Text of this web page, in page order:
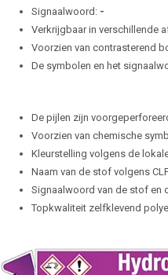
Signaalwoord:-
Verkrijgbaar in verschillende
Voorzien van contrasterend
De symbolen en het
De pijlen zijn
Voorzien van chemische
Kleurstelling volgens de
Naam van de stof volgens
Signaalwoord van de stof en
Topkwaliteit zelfklevend